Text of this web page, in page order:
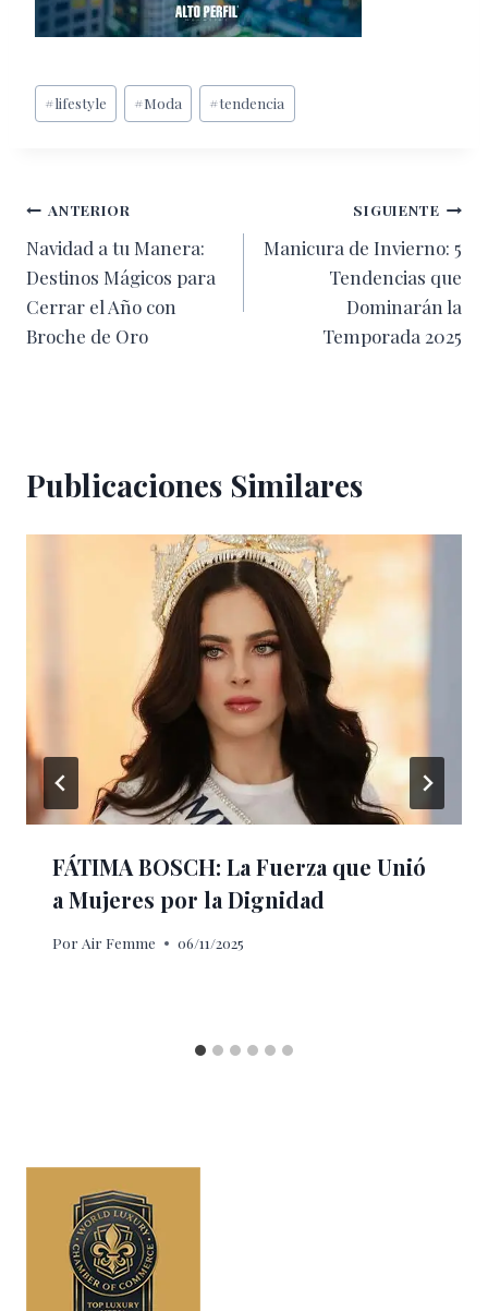
Etiquetas
de
#lifestyle #Moda #tendencia
Navegación
de
entradas
ANTERIOR
Navidad a tu Manera:
Destinos Mágicos para
Cerrar el Año con
Broche de Oro
SIGUIENTE
Manicura de Invierno: 5
Tendencias que
Dominarán la
Temporada 2025
Publicaciones Similares
FÁTIMA BOSCH: La Fuerza que Unió
a Mujeres por la Dignidad
Por Air Femme 06/11/2025